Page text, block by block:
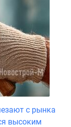
с рынка
высоким